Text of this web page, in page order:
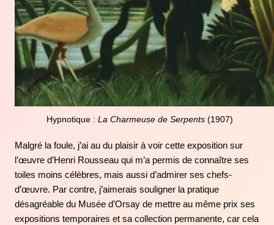
Hypnotique : La Charmeuse de Serpents(1907)
Malgré la foule, j’ai au du plaisir à voir cette exposition sur
l’œuvre d’Henri Rousseau qui m’a permis de connaître ses
toiles moins célèbres, mais aussi d’admirer ses chefs-
d’œuvre. Par contre, j’aimerais souligner la pratique
désagréable du Musée d’Orsay de mettre au même prix ses
expositions temporaires et sa collection permanente, car cela